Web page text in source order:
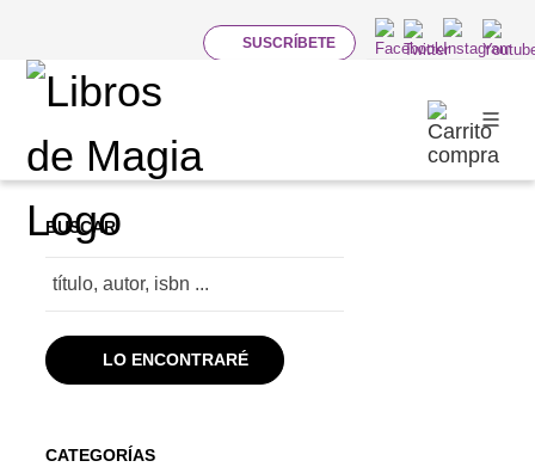
SUSCRÍBETE
MAGIA INFANTIL
BUSCAR
LO ENCONTRARÉ
CATEGORÍAS